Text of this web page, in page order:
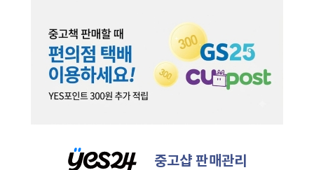
중고샵 판매관리